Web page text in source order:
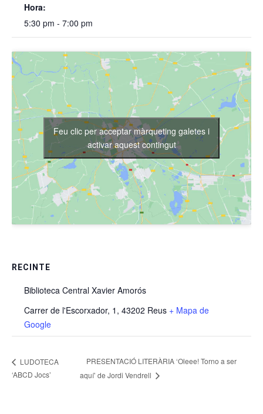
Hora:
5:30 pm - 7:00 pm
RECINTE
Biblioteca Central Xavier Amorós
Carrer de l'Escorxador, 1, 43202 Reus + Mapa de
Google
Feu clic per acceptar màrqueting galetes i
activar aquest contingut
LUDOTECA
‘ABCD Jocs’
PRESENTACIÓ LITERÀRIA ‘Oleee! Torno a ser
aquí’ de Jordi Vendrell